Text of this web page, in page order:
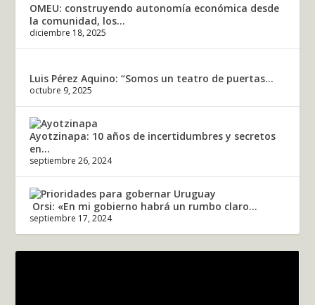
OMEU: construyendo autonomía económica desde
la comunidad, los...
diciembre 18, 2025
Luis Pérez Aquino: “Somos un teatro de puertas...
octubre 9, 2025
Ayotzinapa: 10 años de incertidumbres y secretos
en...
septiembre 26, 2024
Orsi: «En mi gobierno habrá un rumbo claro...
septiembre 17, 2024